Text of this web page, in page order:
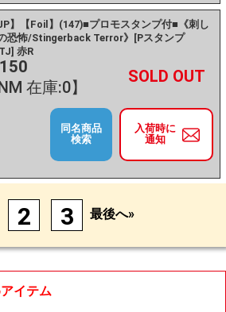
JP】【Foil】(147)■プロモスタンプ付■《刺し
恐怖/Stingerback Terror》[Pスタンプ
赤R
NM 在庫:0】
－ +
入荷時に
通知
同名商品
検索
2 3 最後へ»
イテム